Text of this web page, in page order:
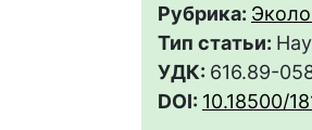
Рубрика:
Тип статьи:
УДК: 616.89-
DOI: 10.18500/